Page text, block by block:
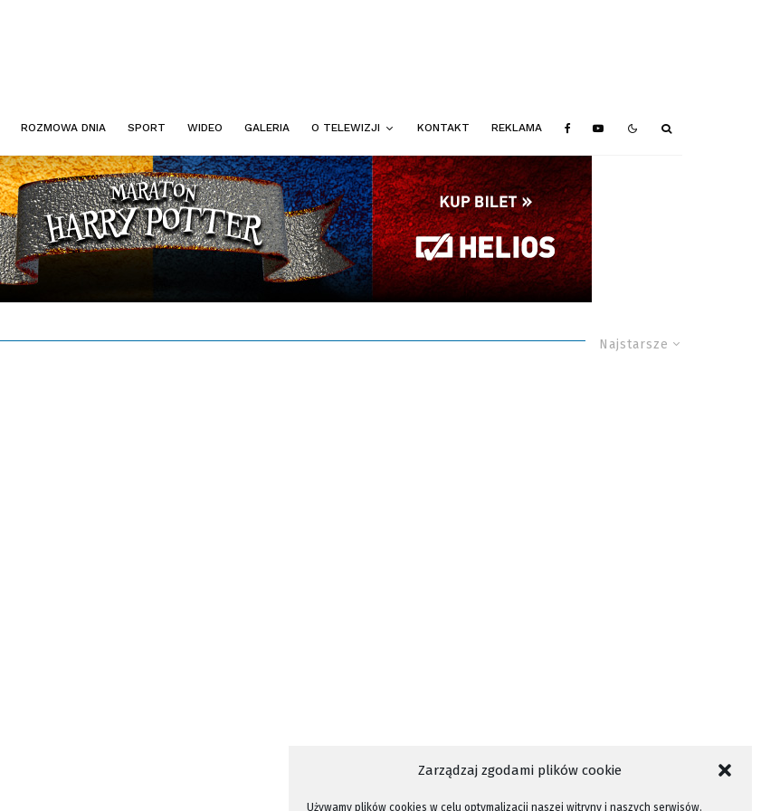
Zarządzaj zgodami plików cookie
Używamy plików cookies w celu optymalizacji naszej witryny i naszych serwisów.
ROZMOWA DNIA SPORT WIDEO GALERIA O TELEWIZJI KONTAKT REKLAMA
Najstarsze